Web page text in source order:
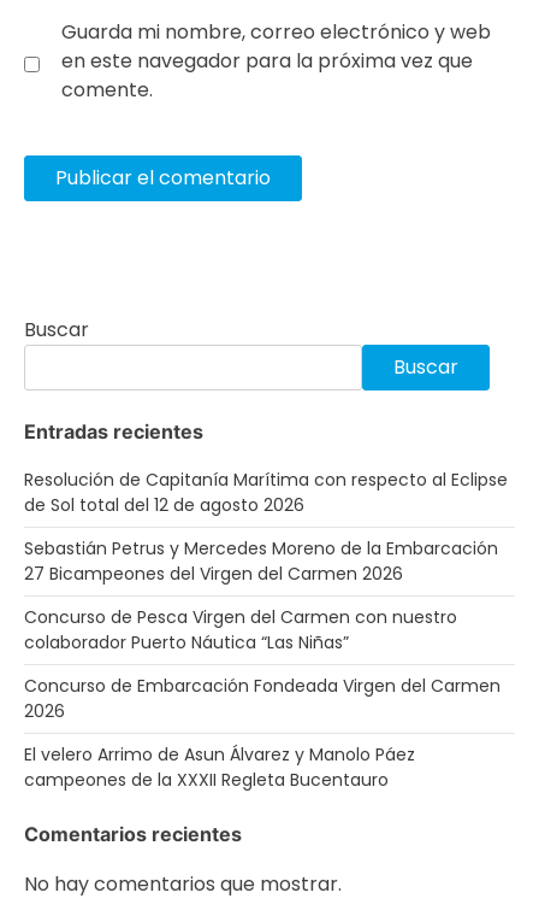
Guarda mi nombre, correo electrónico y web
en este navegador para la próxima vez que
comente.
Buscar
Buscar
Entradas recientes
Resolución de Capitanía Marítima con respecto al Eclipse
de Sol total del 12 de agosto 2026
Sebastián Petrus y Mercedes Moreno de la Embarcación
27 Bicampeones del Virgen del Carmen 2026
Concurso de Pesca Virgen del Carmen con nuestro
colaborador Puerto Náutica “Las Niñas”
Concurso de Embarcación Fondeada Virgen del Carmen
2026
El velero Arrimo de Asun Álvarez y Manolo Páez
campeones de la XXXII Regleta Bucentauro
Comentarios recientes
No hay comentarios que mostrar.